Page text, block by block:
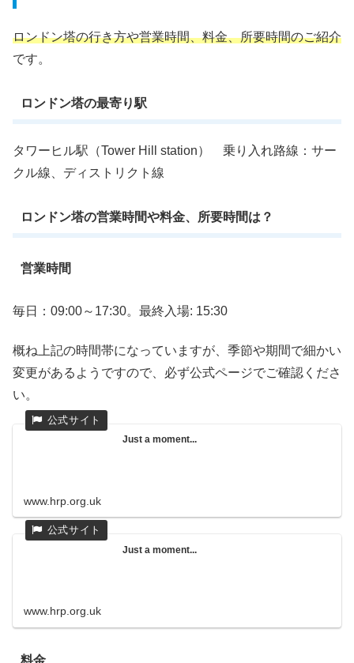
ロンドン塔の行き方や営業時間、料金、所要時間のご紹介
です。
ロンドン塔の最寄り駅
タワーヒル駅（Tower Hill station） 乗り入れ路線：サー
クル線、ディストリクト線
ロンドン塔の営業時間や料金、所要時間は？
営業時間
毎日：09:00～17:30。最終入場: 15:30
概ね上記の時間帯になっていますが、季節や期間で細かい
変更があるようですので、必ず公式ページでご確認くださ
い。
Just a moment...
www.hrp.org.uk
Just a moment...
www.hrp.org.uk
料金